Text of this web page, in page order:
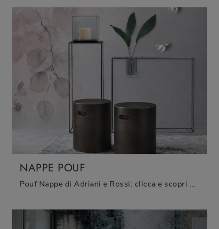
NAPPE POUF
Pouf Nappe di Adriani e Rossi: clicca e scopri di più sui Complementi e pouf design in gres del noto e conosciuto brand!